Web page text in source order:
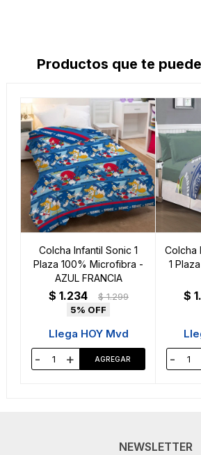
Productos que te
Colcha Infantil Sonic 1
Plaza 100% Microfibra -
AZUL FRANCIA
$ 1.234 $ 1.299
5
Llega HOY Mvd
- +
Colcha
1
$
-
NEWSLETTER